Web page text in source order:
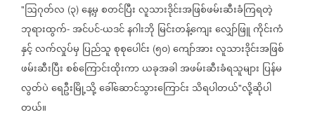
"ဩဂုတ်လ (၃) နေ့မှစတင်ပြီးလူသားဒိုင်းအဖြစ်ဖမ်းဆီးခံကြရတဲ့
ဘုရားထွက်- အင်ပင်-ယဒင်နဂါးဘို မြင်းတန့်ကျေးလျှော်ဖြူကိုင်းကံ
နှင့်လက်လှုပ်မှ ပြည်သူစုစုပေါင်း (၅၀) ကျော်အားလူသားဒိုင်းအဖြစ်
ဖမ်းဆီးပြီးစစ်ကြောင်းထိုးကာယခုအခါအဖမ်း‌ဆီးခံရသူများ ပြန်မ
လွတ်ပဲရေဦးမြို့သို့ခေါ်ဆောင်သွားကြောင်း သိရပါတယ်"လို့ဆိုပါ
တယ်။